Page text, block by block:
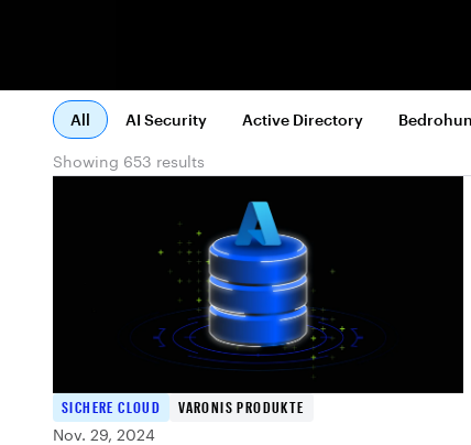
All AI Security Active Directory
Showing 653 results
SICHERE CLOUD
VARONIS PRODUKTE
Nov. 29, 2024